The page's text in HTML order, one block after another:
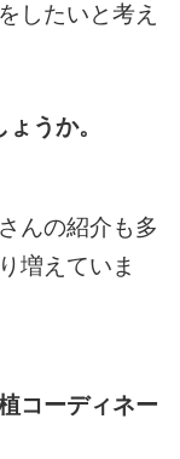
したいと考え
うか。
んの紹介も多
増えていま
コーディネー